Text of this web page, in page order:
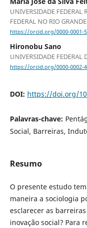
UNIVERSIDADE
FEDERAL NO RIO
https://orcid.org/0000-0001-
Hironobu Sano
UNIVERSIDADE FEDERAL
https://orcid.org/0000-0002-
DOI: https://doi.org/
Palavras-chave:
Social, Barreiras,
Resumo
O presente estudo
maneira a sociologia
esclarecer as
inovação social? Para